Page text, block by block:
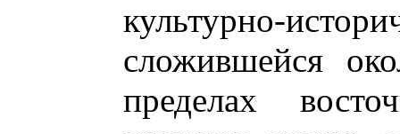
культурно-
сложившейся
пределах